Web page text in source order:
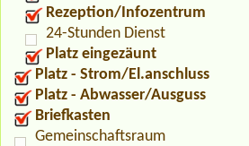
Rezeption/Infozentrum
24-Stunden Dienst
Platz eingezäunt
Platz - Strom/El.anschluss
Platz - Abwasser/Ausguss
Briefkasten
Gemeinschaftsraum